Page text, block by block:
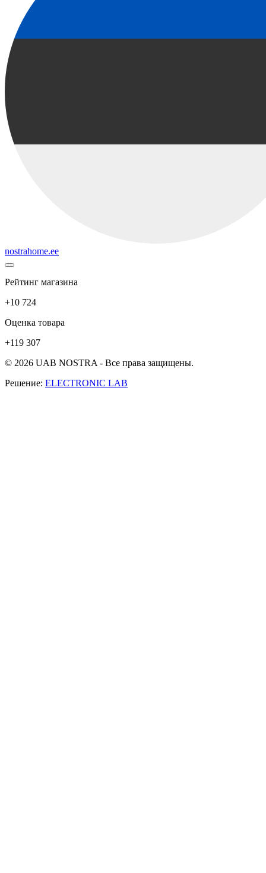
nostrahome.ee
Рейтинг магазина
+10 724
Оценка товара
+119 307
© 2026 UAB NOSTRA - Все права защищены.
Решение: ELECTRONIC LAB